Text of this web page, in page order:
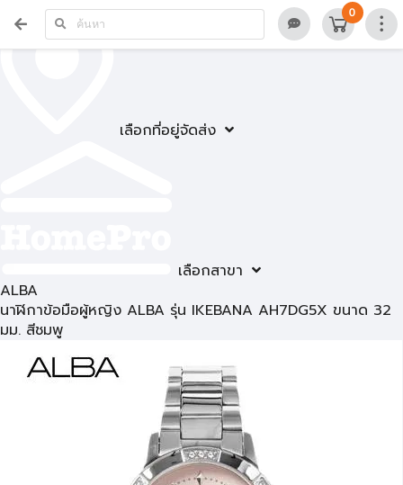
เลือกที่อยู่จัดส่ง
เลือกสาขา
0
ALBA
นาฬิกาข้อมือผู้หญิง ALBA รุ่น IKEBANA AH7DG5X ขนาด 32
มม. สีชมพู